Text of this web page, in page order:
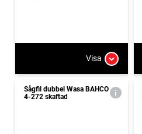
Visa
Sågfil dubbel Wasa BAHCO
4-272 skaftad